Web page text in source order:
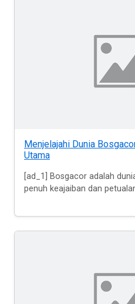
Menjelajahi Dunia
Utama
[ad_1] Bosgacor adalah
penuh keajaiban dan